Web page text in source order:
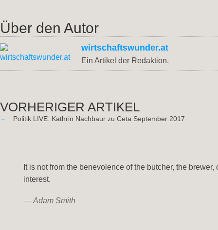
Über den Autor
wirtschaftswunder.at
Ein Artikel der Redaktion.
VORHERIGER ARTIKEL
← Politik LIVE: Kathrin Nachbaur zu Ceta September 2017
It is not from the benevolence of the butcher, the
interest.
— Adam Smith